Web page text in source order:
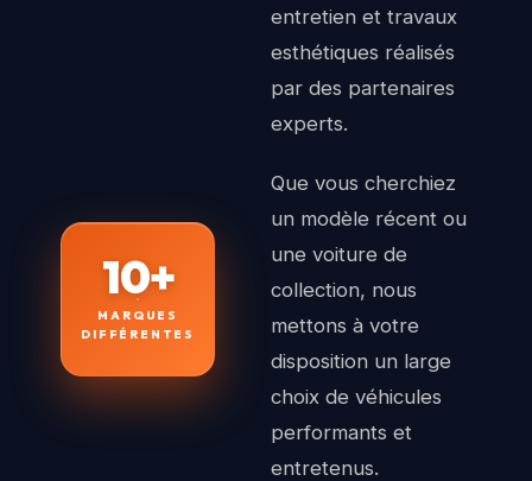
10+
MARQUES
DIFFÉRENTES
entretien et travaux
esthétiques réalisés
par des partenaires
experts.
Que vous cherchiez
un modèle récent ou
une voiture de
collection, nous
mettons à votre
disposition un large
choix de véhicules
performants et
entretenus.